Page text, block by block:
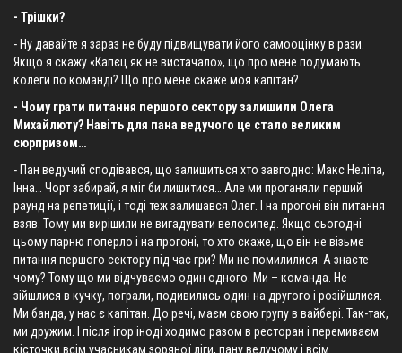
- Трішки?
- Ну давайте я зараз не буду підвищувати його самооцінку в рази.
Якщо я скажу «Капєц як не вистачало», що про мене подумають
колеги по команді? Що про мене скаже моя капітан?
- Чому грати питання першого сектору залишили Олега
Михайлюту? Навіть для пана ведучого це стало великим
сюрпризом…
- Пан ведучий сподівався, що залишиться хто завгодно: Макс Неліпа,
Інна… Чорт забирай, я міг би лишитися… Але ми проганяли перший
раунд на репетиції, і тоді теж залишався Олег. І на прогоні він питання
взяв. Тому ми вирішили не вигадувати велосипед. Якщо сьогодні
цьому парню поперло і на прогоні, то хто скаже, що він не візьме
питання першого сектору під час гри? Ми не помилилися. А знаєте
чому? Тому що ми відчуваємо один одного. Ми – команда. Не
зійшлися в кучку, пограли, подивились один на другого і розійшлися.
Ми банда, у нас є капітан. До речі, маєм свою групу в вайбері. Так-так,
ми дружим. І після ігор іноді ходимо разом в ресторан і перемиваєм
кісточки всім учасникам зоряної ліги, пану ведучому і всім